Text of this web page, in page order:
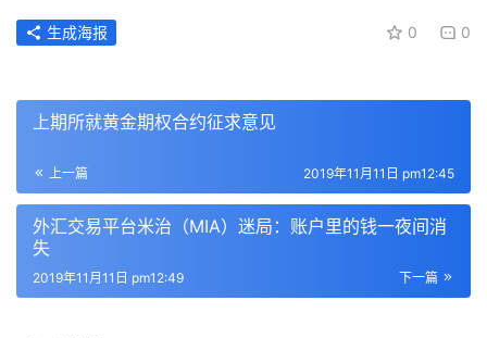
0 0
生成海报
上期所就黄金期权合约征求意见
上一篇 2019年11月11日 pm12:45
外汇交易平台米治（MIA）迷局：账户里的钱一夜间消
失
下一篇
2019年11月11日 pm12:49